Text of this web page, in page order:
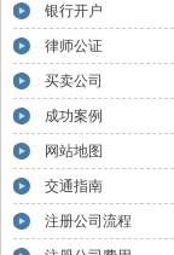
银行开户
律师公证
买卖公司
成功案例
网站地图
交通指南
注册公司流程